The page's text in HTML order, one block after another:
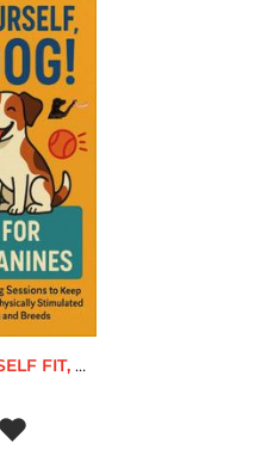
THINK YOURSELF FIT, DOG! – 11-MINUTE GAMES FOR CLEVER CANINES 115 Short Daily Training Sessions to Keep Your